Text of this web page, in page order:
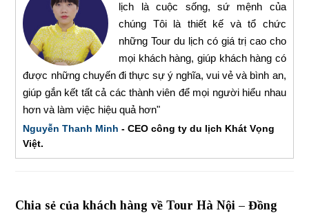
lịch là cuộc sống, sứ mệnh của
chúng Tôi là thiết kế và tổ chức
những Tour du lịch có giá trị cao cho
mọi khách hàng, giúp khách hàng có
được những chuyến đi thực sự ý nghĩa, vui vẻ và bình an,
giúp gắn kết tất cả các thành viên để mọi người hiểu nhau
hơn và làm việc hiệu quả hơn"
Nguyễn Thanh Minh - CEO công ty du lịch Khát Vọng
Việt.
Chia sẻ của khách hàng về Tour Hà Nội – Đồng